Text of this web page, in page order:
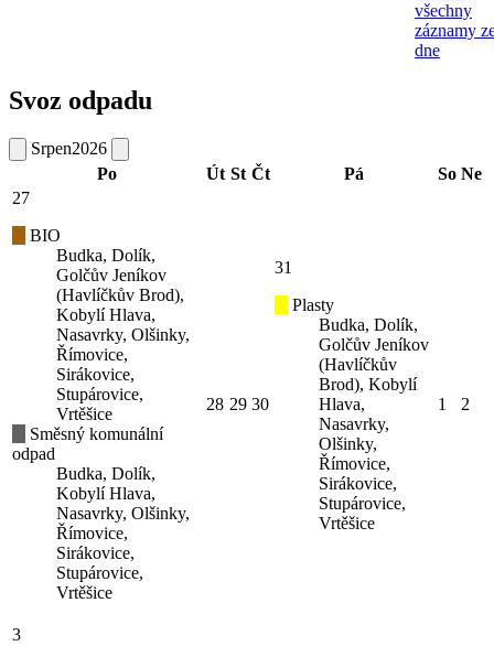
všechny
záznamy
dne
Svoz odpadu
Srpen2026
Po
Út St Čt Pá So Ne
27
BIO
Budka, Dolík,
Golčův Jeníkov
(Havlíčkův Brod),
Kobylí Hlava,
Nasavrky, Olšinky,
Římovice,
Sirákovice,
Stupárovice,
Vrtěšice
Směsný komunální
odpad
Budka, Dolík,
Kobylí Hlava,
Nasavrky, Olšinky,
Římovice,
Sirákovice,
Stupárovice,
Vrtěšice
28 29 30
31
Plasty
Budka, Dolík,
Golčův Jeníkov
(Havlíčkův
Brod), Kobylí
Hlava,
Nasavrky,
Olšinky,
Římovice,
Sirákovice,
Stupárovice,
Vrtěšice
1 2
3